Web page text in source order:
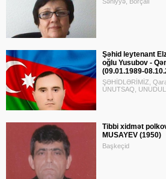
Şəhid leytenant
oğlu Yusubov -
(09.01.1989-
ŞƏHİDLƏRİMİZ,
UNUTSAQ,
Tibbi xidmət
MUSAYEV (1950)
Başkeçid